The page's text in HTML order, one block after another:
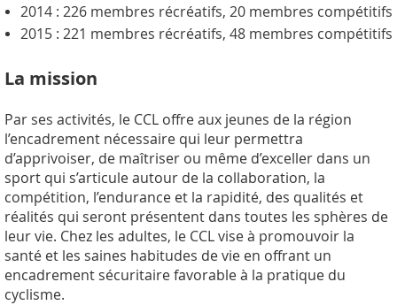
2014 : 226 membres récréatifs, 20 membres compétitifs
2015 : 221 membres récréatifs, 48 membres compétitifs
La mission
Par ses activités, le CCL offre aux jeunes de la région
l’encadrement nécessaire qui leur permettra
d’apprivoiser, de maîtriser ou même d’exceller dans un
sport qui s’articule autour de la collaboration, la
compétition, l’endurance et la rapidité, des qualités et
réalités qui seront présentent dans toutes les sphères de
leur vie. Chez les adultes, le CCL vise à promouvoir la
santé et les saines habitudes de vie en offrant un
encadrement sécuritaire favorable à la pratique du
cyclisme.